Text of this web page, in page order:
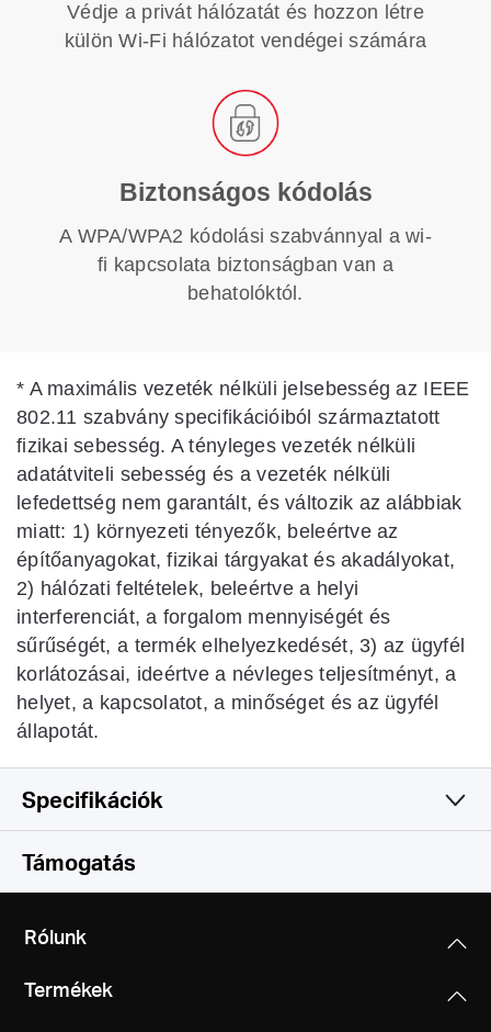
Védje a privát hálózatát és hozzon létre
külön Wi-Fi hálózatot vendégei számára
Biztonságos kódolás
A WPA/WPA2 kódolási szabvánnyal a wi-
fi kapcsolata biztonságban van a
behatolóktól.
* A maximális vezeték nélküli jelsebesség az IEEE
802.11 szabvány specifikációiból származtatott
fizikai sebesség. A tényleges vezeték nélküli
adatátviteli sebesség és a vezeték nélküli
lefedettség nem garantált, és változik az alábbiak
miatt: 1) környezeti tényezők, beleértve az
építőanyagokat, fizikai tárgyakat és akadályokat,
2) hálózati feltételek, beleértve a helyi
interferenciát, a forgalom mennyiségét és
sűrűségét, a termék elhelyezkedését, 3) az ügyfél
korlátozásai, ideértve a névleges teljesítményt, a
helyet, a kapcsolatot, a minőséget és az ügyfél
állapotát.
Specifikációk
Vezeték nélküli
IEEE 802.11n, IEEE 802.11g, IEEE 802.11b
Frekvencia
Dynamic IP/Static IP/PPPoE/L2TP/PPTP
Támogatás
Rólunk
Termékek